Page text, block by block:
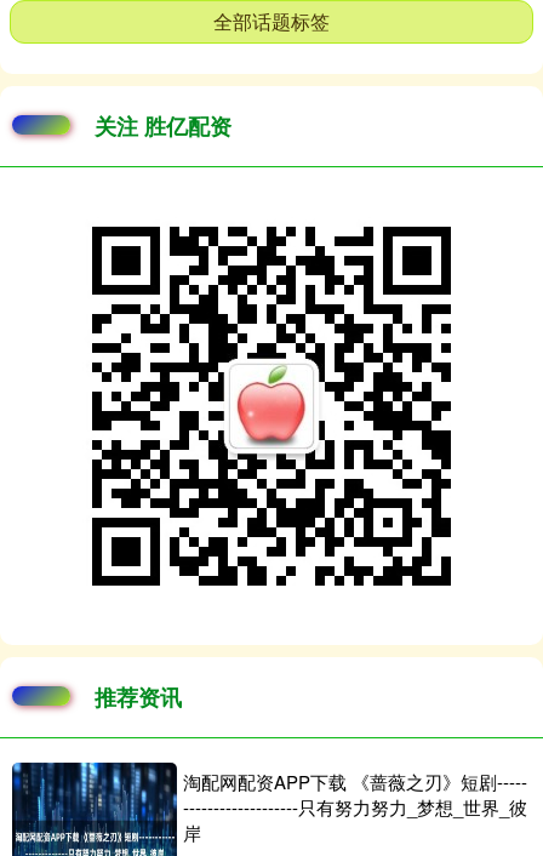
全部话题标签
关注 胜亿配资
推荐资讯
淘配网配资APP下载 《蔷薇之刃》短剧-----
-------------------只有努力努力_梦想_世界_彼
岸